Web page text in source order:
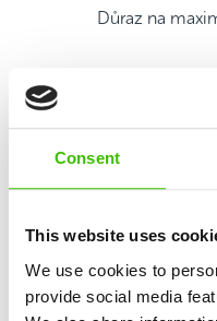
Consent
This website uses
We use cookies to
provide social media
Důraz na
Hrací plán s